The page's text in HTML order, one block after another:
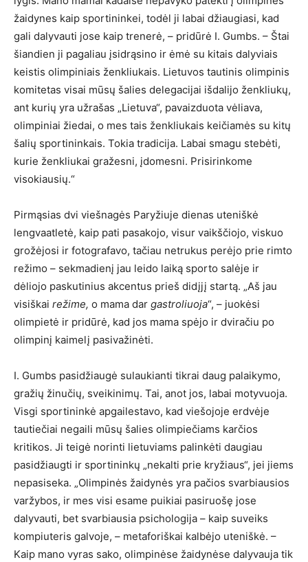
žaidynes kaip sportininkei, todėl ji labai džiaugiasi, kad
gali dalyvauti jose kaip trenerė, – pridūrė I. Gumbs. – Štai
šiandien ji pagaliau įsidrąsino ir ėmė su kitais dalyviais
keistis olimpiniais ženkliukais. Lietuvos tautinis olimpinis
komitetas visai mūsų šalies delegacijai išdalijo ženkliukų,
ant kurių yra užrašas „Lietuva“, pavaizduota vėliava,
olimpiniai žiedai, o mes tais ženkliukais keičiamės su kitų
šalių sportininkais. Tokia tradicija. Labai smagu stebėti,
kurie ženkliukai gražesni, įdomesni. Prisirinkome
visokiausių.“
Pirmąsias dvi viešnagės Paryžiuje dienas uteniškė
lengvaatletė, kaip pati pasakojo, visur vaikščiojo, viskuo
grožėjosi ir fotografavo, tačiau netrukus perėjo prie rimto
režimo – sekmadienį jau leido laiką sporto salėje ir
dėliojo paskutinius akcentus prieš didįjį startą. „Aš jau
visiškai režime, o mama dar gastroliuoja“, – juokėsi
olimpietė ir pridūrė, kad jos mama spėjo ir dviračiu po
olimpinį kaimelį pasivažinėti.
I. Gumbs pasidžiaugė sulaukianti tikrai daug palaikymo,
gražių žinučių, sveikinimų. Tai, anot jos, labai motyvuoja.
Visgi sportininkė apgailestavo, kad viešojoje erdvėje
tautiečiai negaili mūsų šalies olimpiečiams karčios
kritikos. Ji teigė norinti lietuviams palinkėti daugiau
pasidžiaugti ir sportininkų „nekalti prie kryžiaus“, jei jiems
nepasiseka. „Olimpinės žaidynės yra pačios svarbiausios
varžybos, ir mes visi esame puikiai pasiruošę jose
dalyvauti, bet svarbiausia psichologija – kaip suveiks
kompiuteris galvoje, – metaforiškai kalbėjo uteniškė. –
Kaip mano vyras sako, olimpinėse žaidynėse dalyvauja tik